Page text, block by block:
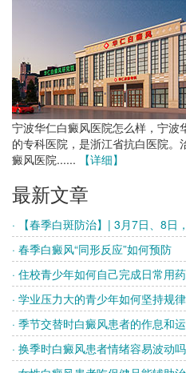
宁波华仁白癜风医院怎么样，宁波
的专科医院，是浙江省抗白医院。
癜风医院......
【详细】
最新文章
· 【春季白斑防治】| 3月7日、8日，
· 春季白癜风“同形反应”如何预防
· 住校青少年如何自己完成日常用药
· 学业压力大的青少年如何坚持规律
· 季节交替时白癜风患者的作息和运
· 换季时白癜风患者情绪容易波动吗